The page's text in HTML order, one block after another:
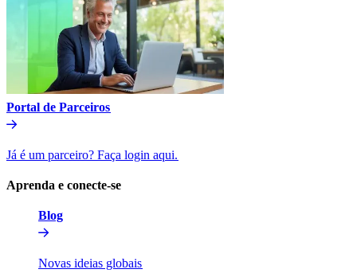
Portal de Parceiros​​
Já é um parceiro? Faça login aqui.​​
Aprenda e conecte-se​​
Blog​​
Novas ideias globais​​